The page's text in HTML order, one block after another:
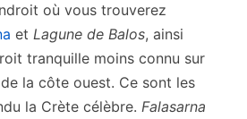
où vous trouverez
et Lagune de Balos, ainsi
tranquille moins connu sur
la côte ouest. Ce sont les
la Crète célèbre. Falasarna